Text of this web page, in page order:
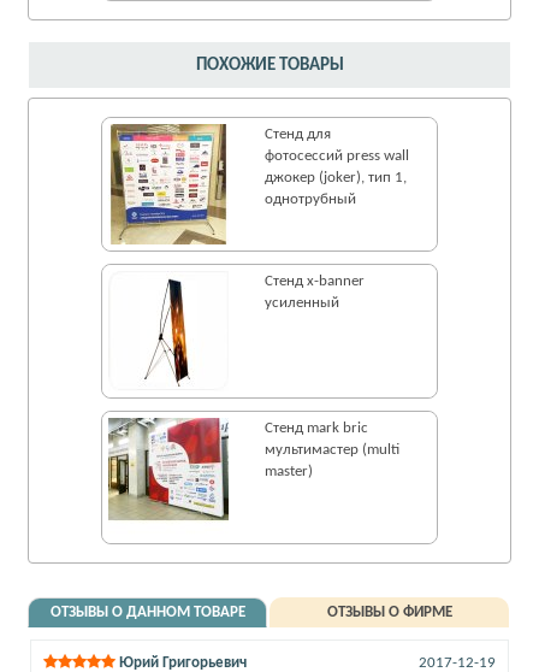
ПОХОЖИЕ ТОВАРЫ
Стенд для
фотосессий press wall
джокер (joker), тип 1,
однотрубный
Стенд x-banner
усиленный
Стенд mark bric
мультимастер (multi
master)
ОТЗЫВЫ О ДАННОМ ТОВАРЕ ОТЗЫВЫ О ФИРМЕ
Юрий Григорьевич
2017-12-19